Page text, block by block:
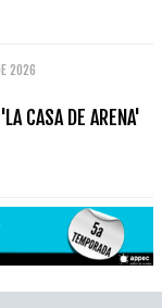
2026
CASA DE ARENA'